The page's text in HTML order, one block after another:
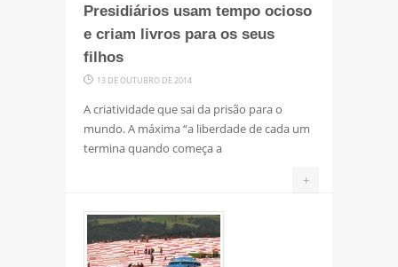
Presidiários usam tempo ocioso
e criam livros para os seus
filhos
13 DE OUTUBRO DE 2014
A criatividade que sai da prisão para o
mundo. A máxima “a liberdade de cada um
termina quando começa a
+